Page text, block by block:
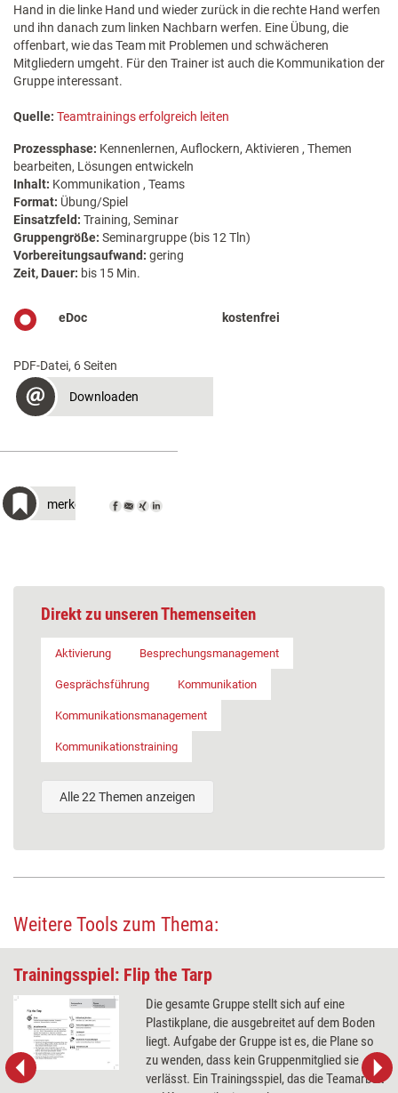
Hand in die linke Hand und wieder zurück in die rechte Hand werfen
und ihn danach zum linken Nachbarn werfen. Eine Übung, die
offenbart, wie das Team mit Problemen und schwächeren
Mitgliedern umgeht. Für den Trainer ist auch die Kommunikation der
Gruppe interessant.
Quelle: Teamtrainings erfolgreich leiten
Prozessphase: Kennenlernen, Auflockern, Aktivieren , Themen
bearbeiten, Lösungen entwickeln
Inhalt: Kommunikation , Teams
Format: Übung/Spiel
Einsatzfeld: Training, Seminar
Gruppengröße: Seminargruppe (bis 12 Tln)
Vorbereitungsaufwand: gering
Zeit, Dauer: bis 15 Min.
eDoc kostenfrei
PDF-Datei, 6 Seiten
Downloaden
merken
Direkt zu unseren Themenseiten
Aktivierung Besprechungsmanagement
Gesprächsführung Kommunikation
Kommunikationsmanagement
Kommunikationstraining
Alle 22 Themen anzeigen
Weitere Tools zum Thema:
Trainingsspiel: Flip the Tarp
Die gesamte Gruppe stellt sich auf eine
Plastikplane, die ausgebreitet auf dem Boden
liegt. Aufgabe der Gruppe ist es, die Plane so
zu wenden, dass kein Gruppenmitglied sie
verlässt. Ein Trainingsspiel, das die Teamarbeit